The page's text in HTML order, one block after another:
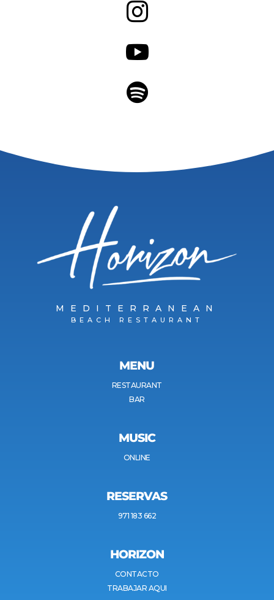



MEDITERRANEAN
BEACH RESTAURANT
MENU
RESTAURANT
BAR
MUSIC
ONLINE
RESERVAS
971 183 662
HORIZON
CONTACTO
TRABAJAR AQUI